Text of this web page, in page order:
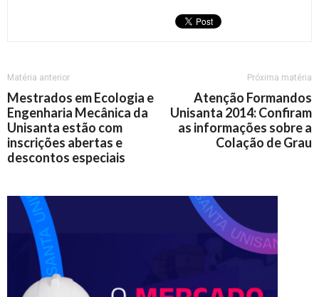
Matéria anterior
Mestrados em Ecologia e
Engenharia Mecânica da
Unisanta estão com
inscrições abertas e
descontos especiais
Próxima matéria
Atenção Formandos
Unisanta 2014: Confiram
as informações sobre a
Colação de Grau